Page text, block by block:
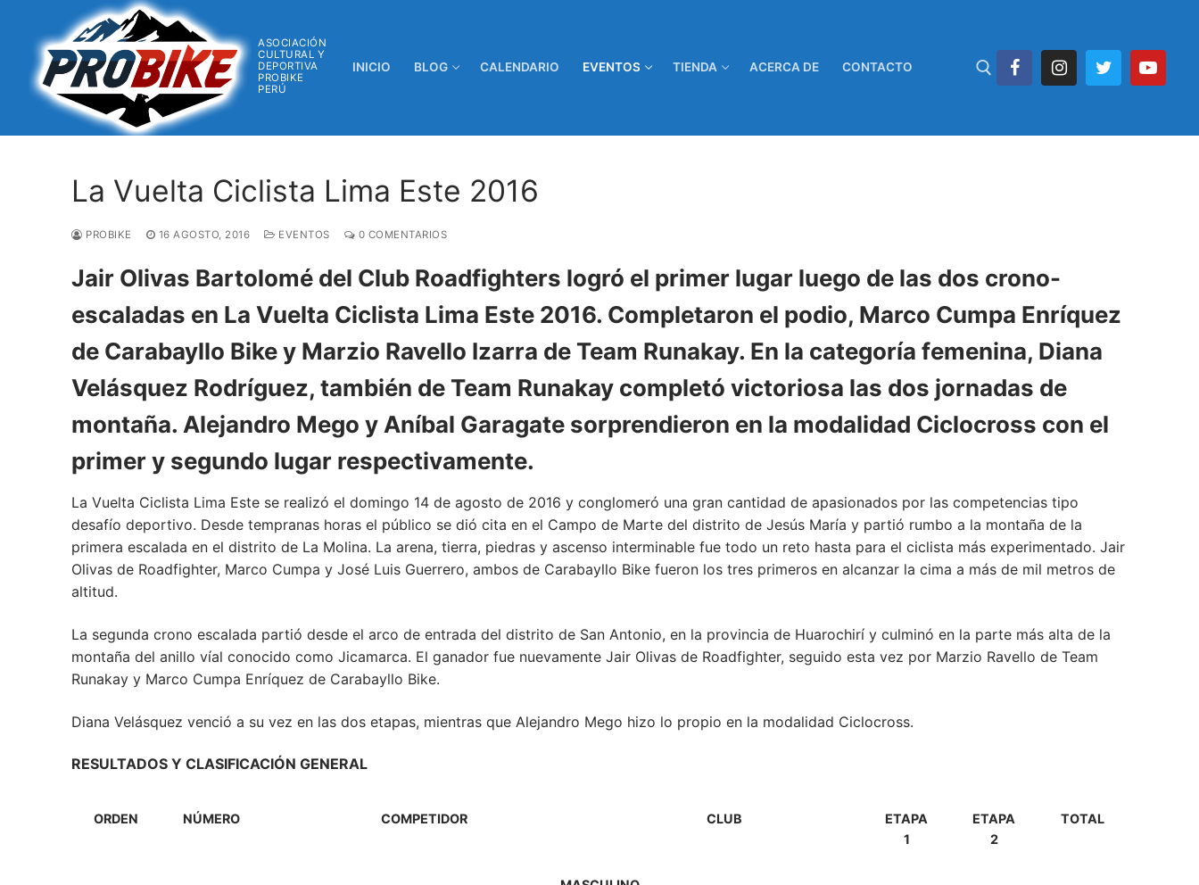
ASOCIACIÓN
CULTURAL Y
DEPORTIVA
PROBIKE
PERÚ
INICIO BLOG CALENDARIO EVENTOS TIENDA ACERCA DE CONTACTO
La Vuelta Ciclista Lima Este 2016
PROBIKE 16 AGOSTO, 2016 EVENTOS 0 COMENTARIOS
Jair Olivas Bartolomé del Club Roadfighters logró el primer lugar luego de las dos crono-
escaladas en La Vuelta Ciclista Lima Este 2016. Completaron el podio, Marco Cumpa Enríquez
de Carabayllo Bike y Marzio Ravello Izarra de Team Runakay. En la categoría femenina, Diana
Velásquez Rodríguez, también de Team Runakay completó victoriosa las dos jornadas de
montaña. Alejandro Mego y Aníbal Garagate sorprendieron en la modalidad Ciclocross con el
primer y segundo lugar respectivamente.
La Vuelta Ciclista Lima Este se realizó el domingo 14 de agosto de 2016 y conglomeró una gran cantidad de apasionados por las competencias tipo
desafío deportivo. Desde tempranas horas el público se dió cita en el Campo de Marte del distrito de Jesús María y partió rumbo a la montaña de la
primera escalada en el distrito de La Molina. La arena, tierra, piedras y ascenso interminable fue todo un reto hasta para el ciclista más experimentado. Jair
Olivas de Roadfighter, Marco Cumpa y José Luis Guerrero, ambos de Carabayllo Bike fueron los tres primeros en alcanzar la cima a más de mil metros de
altitud.
La segunda crono escalada partió desde el arco de entrada del distrito de San Antonio, en la provincia de Huarochirí y culminó en la parte más alta de la
montaña del anillo víal conocido como Jicamarca. El ganador fue nuevamente Jair Olivas de Roadfighter, seguido esta vez por Marzio Ravello de Team
Runakay y Marco Cumpa Enríquez de Carabayllo Bike.
Diana Velásquez venció a su vez en las dos etapas, mientras que Alejandro Mego hizo lo propio en la modalidad Ciclocross.
RESULTADOS Y CLASIFICACIÓN GENERAL
ORDEN NÚMERO COMPETIDOR CLUB
ETAPA
1
ETAPA
2
TOTAL